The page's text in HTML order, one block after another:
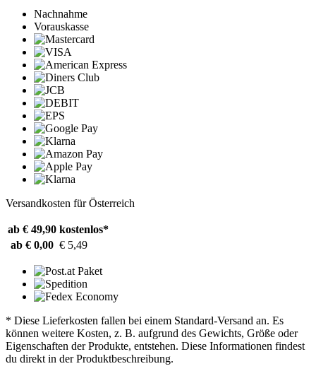
Nachnahme
Vorauskasse
Versandkosten für Österreich
ab € 49,90 kostenlos*
ab € 0,00 € 5,49
* Diese Lieferkosten fallen bei einem Standard-Versand an. Es
können weitere Kosten, z. B. aufgrund des Gewichts, Größe oder
Eigenschaften der Produkte, entstehen. Diese Informationen findest
du direkt in der Produktbeschreibung.